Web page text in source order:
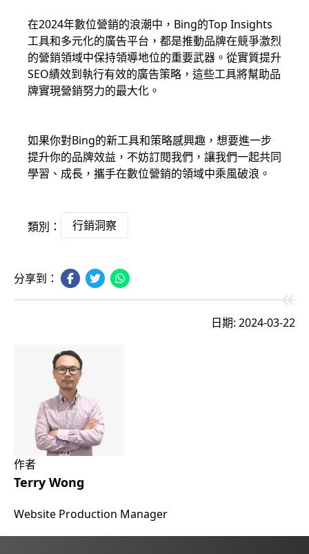
在2024年數位營銷的浪潮中，Bing的Top Insights
工具和多元化的廣告平台，都是推動品牌在競爭激烈
的營銷領域中保持領導地位的重要武器。從實質提升
SEO績效到執行有效的廣告策略，這些工具將幫助品
牌實現營銷努力的最大化。
如果你對Bing的新工具和策略感興趣，想要進一步
提升你的品牌效益，不妨訂閱我們，讓我們一起共同
學習、成長，攜手在數位營銷的領域中乘風破浪。
類別： 行銷洞察
分享到：
日期: 2024-03-22
作者
Terry Wong
Website Production Manager